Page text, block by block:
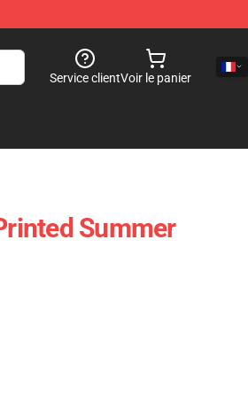
Service clientVoir le panier
Summer